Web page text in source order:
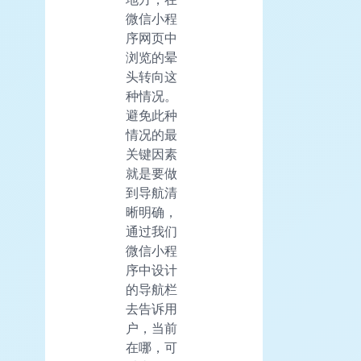
微信小程
序网页中
浏览的晕
头转向这
种情况。
避免此种
情况的最
关键因素
就是要做
到导航清
晰明确，
通过我们
微信小程
序中设计
的导航栏
去告诉用
户，当前
在哪，可